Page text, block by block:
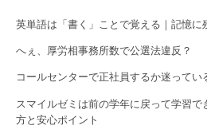
英単語は「書く」ことで覚える｜記憶
へぇ、厚労相事務所数で公選法違反？
コールセンターで正社員するか迷って
スマイルゼミは前の学年に戻って学習
方と安心ポイント